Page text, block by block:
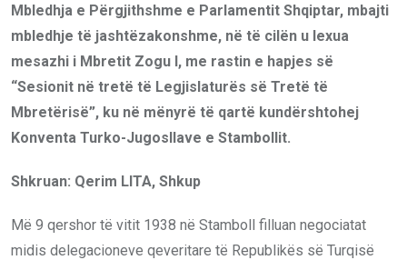
Mbledhja e Përgjithshme e Parlamentit Shqiptar, mbajti
mbledhje të jashtëzakonshme, në të cilën u lexua
mesazhi i Mbretit Zogu I, me rastin e hapjes së
“Sesionit në tretë të Legjislaturës së Tretë të
Mbretërisë”, ku në mënyrë të qartë kundërshtohej
Konventa Turko-Jugosllave e Stambollit.
Shkruan: Qerim LITA, Shkup
Më 9 qershor të vitit 1938 në Stamboll filluan negociatat
midis delegacioneve qeveritare të Republikës së Turqisë